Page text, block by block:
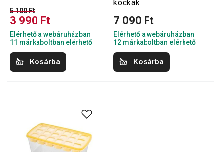
5 100 Ft
3 990 Ft
Elérhető a webáruházban
11 márkaboltban elérhető
Kosárba
kockák
7 090 Ft
Elérhető a webáruházban
12 márkaboltban elérhető
Kosárba